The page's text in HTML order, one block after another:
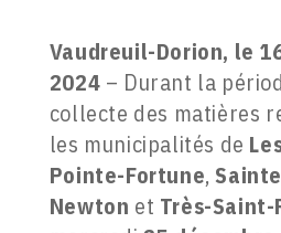
Vaudreuil-Dorion, le
2024 – Durant la
collecte des matières
les municipalités de
Pointe-Fortune,
Newton et Très-